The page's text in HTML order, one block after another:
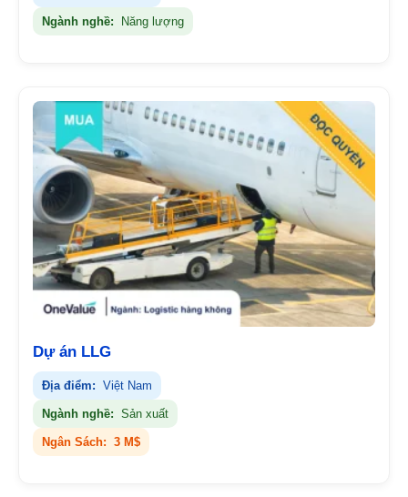
Ngành nghề: Năng lượng
Dự án LLG
Địa điểm: Việt Nam
Ngành nghề: Sản xuất
Ngân Sách: 3 M$